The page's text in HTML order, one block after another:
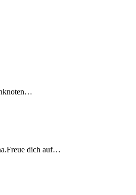
dich auf…